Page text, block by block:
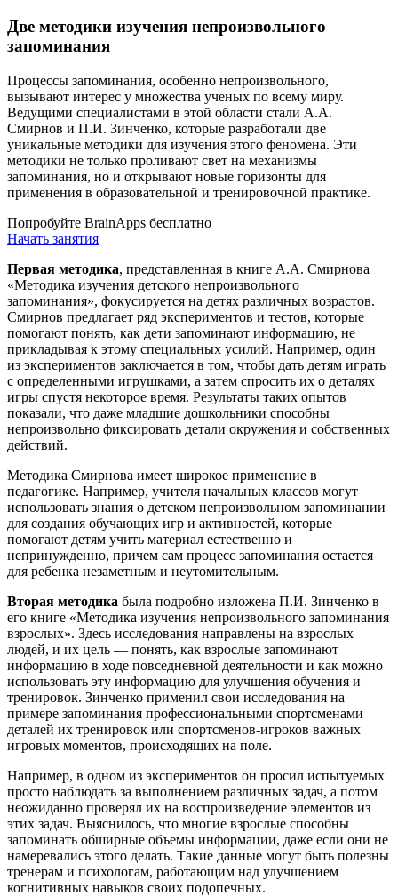
Две методики изучения непроизвольного
запоминания
Процессы запоминания, особенно непроизвольного,
вызывают интерес у множества ученых по всему миру.
Ведущими специалистами в этой области стали А.А.
Смирнов и П.И. Зинченко, которые разработали две
уникальные методики для изучения этого феномена. Эти
методики не только проливают свет на механизмы
запоминания, но и открывают новые горизонты для
применения в образовательной и тренировочной практике.
Попробуйте BrainApps бесплатно
Начать занятия
Первая методика, представленная в книге А.А. Смирнова
«Методика изучения детского непроизвольного
запоминания», фокусируется на детях различных возрастов.
Смирнов предлагает ряд экспериментов и тестов, которые
помогают понять, как дети запоминают информацию, не
прикладывая к этому специальных усилий. Например, один
из экспериментов заключается в том, чтобы дать детям играть
с определенными игрушками, а затем спросить их о деталях
игры спустя некоторое время. Результаты таких опытов
показали, что даже младшие дошкольники способны
непроизвольно фиксировать детали окружения и собственных
действий.
Методика Смирнова имеет широкое применение в
педагогике. Например, учителя начальных классов могут
использовать знания о детском непроизвольном запоминании
для создания обучающих игр и активностей, которые
помогают детям учить материал естественно и
непринужденно, причем сам процесс запоминания остается
для ребенка незаметным и неутомительным.
Вторая методика была подробно изложена П.И. Зинченко в
его книге «Методика изучения непроизвольного запоминания
взрослых». Здесь исследования направлены на взрослых
людей, и их цель — понять, как взрослые запоминают
информацию в ходе повседневной деятельности и как можно
использовать эту информацию для улучшения обучения и
тренировок. Зинченко применил свои исследования на
примере запоминания профессиональными спортсменами
деталей их тренировок или спортсменов-игроков важных
игровых моментов, происходящих на поле.
Например, в одном из экспериментов он просил испытуемых
просто наблюдать за выполнением различных задач, а потом
неожиданно проверял их на воспроизведение элементов из
этих задач. Выяснилось, что многие взрослые способны
запоминать обширные объемы информации, даже если они не
намеревались этого делать. Такие данные могут быть полезны
тренерам и психологам, работающим над улучшением
когнитивных навыков своих подопечных.